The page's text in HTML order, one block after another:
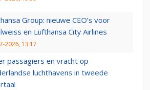
Group: nieuwe CEO’s voor
en Lufthansa City Airlines
2026, 13:17
passagiers en vracht op
luchthavens in tweede